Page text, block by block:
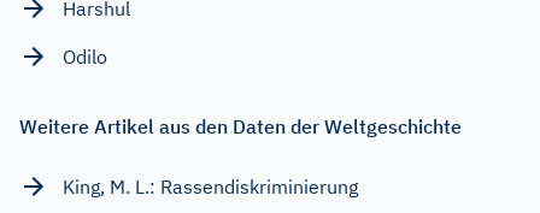
Harshul
Odilo
Weitere Artikel aus den Daten der Weltgeschichte
King, M. L.: Rassendiskriminierung